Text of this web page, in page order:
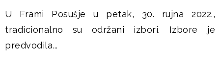
U Frami Posušje u petak, 30. rujna 2022.,
tradicionalno su održani izbori. Izbore je
predvodila...